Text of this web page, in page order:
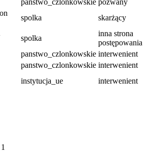
spolka skarżący
spolka
inna strona
postępowania
panstwo_czlonkowskie interwenient
panstwo_czlonkowskie interwenient
instytucja_ue interwenient